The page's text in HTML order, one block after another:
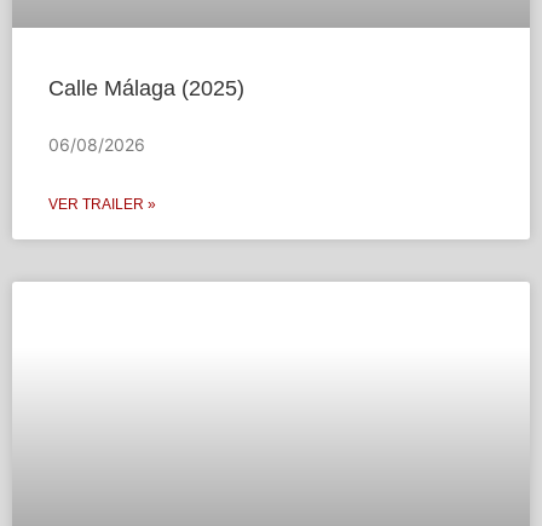
Calle Málaga (2025)
06/08/2026
VER TRAILER »